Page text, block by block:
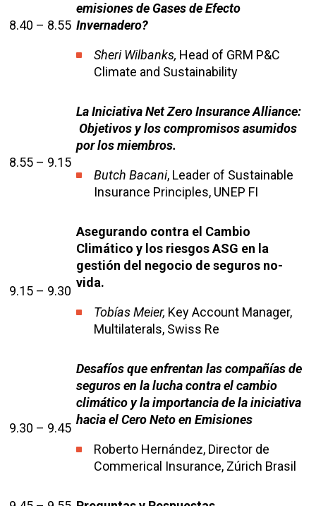
8.40 – 8.55
emisiones de Gases de Efecto
Invernadero?
Sheri Wilbanks, Head of GRM P&C
Climate and Sustainability
8.55 – 9.15
La Iniciativa Net Zero Insurance Alliance:
Objetivos y los compromisos asumidos
por los miembros.
Butch Bacani, Leader of Sustainable
Insurance Principles, UNEP FI
9.15 – 9.30
Asegurando contra el Cambio
Climático y los riesgos ASG en la
gestión del negocio de seguros no-
vida.
Tobías Meier, Key Account Manager,
Multilaterals, Swiss Re
9.30 – 9.45
Desafíos que enfrentan las compañías de
seguros en la lucha contra el cambio
climático y la importancia de la iniciativa
hacia el Cero Neto en Emisiones
Roberto Hernández, Director de
Commerical Insurance, Zúrich Brasil